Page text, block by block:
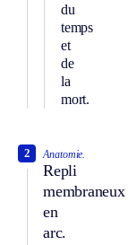
du
temps
et
de
la
mort.
Anatomie.
Repli
membraneux
en
arc.
2